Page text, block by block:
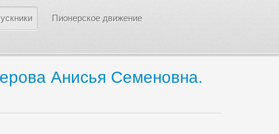
Пионерское движение
Анисья Семеновна.